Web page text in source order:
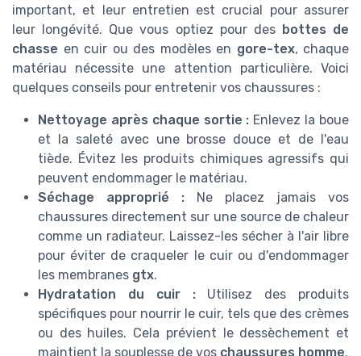
important, et leur entretien est crucial pour assurer
leur longévité. Que vous optiez pour des bottes de
chasse en cuir ou des modèles en gore-tex, chaque
matériau nécessite une attention particulière. Voici
quelques conseils pour entretenir vos chaussures :
Nettoyage après chaque sortie : Enlevez la boue
et la saleté avec une brosse douce et de l'eau
tiède. Évitez les produits chimiques agressifs qui
peuvent endommager le matériau.
Séchage approprié : Ne placez jamais vos
chaussures directement sur une source de chaleur
comme un radiateur. Laissez-les sécher à l'air libre
pour éviter de craqueler le cuir ou d'endommager
les membranes gtx.
Hydratation du cuir :Utilisez des produits
spécifiques pour nourrir le cuir, tels que des crèmes
ou des huiles. Cela prévient le dessèchement et
maintient la souplesse de vos chaussures homme.